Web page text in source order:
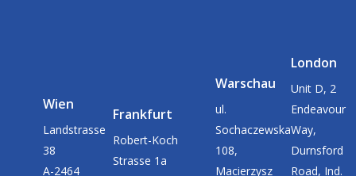
Wien
Landstrasse
38
A-2464
Frankfurt
Robert-Koch
Strasse 1a
Warschau
ul.
Sochaczewska
108,
Macierzysz
London
Unit D, 2
Endeavour
Way,
Durnsford
Road, Ind.